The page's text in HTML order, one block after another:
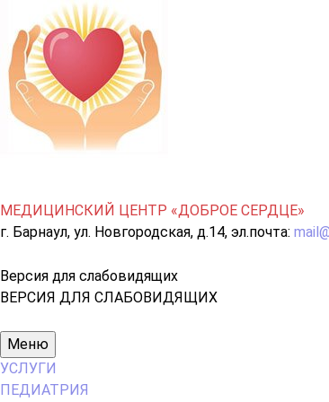
МЕДИЦИНСКИЙ ЦЕНТР «ДОБРОЕ СЕРДЦЕ»
г. Барнаул, ул. Новгородская, д.14, эл.почта:
Версия для слабовидящих
ВЕРСИЯ ДЛЯ СЛАБОВИДЯЩИХ
Основное
меню
Меню
УСЛУГИ
ПЕДИАТРИЯ